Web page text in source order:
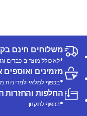
משלוחים חינם בקניה
*לא כולל מוצרים כבדים
מזמינים
*בכפוף למלאי ולמדיניות
החלפות והחזרות חינם עד 365
*בכפוף לתקנון